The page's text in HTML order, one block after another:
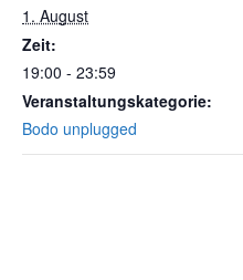
1. August
Zeit:
19:00 - 23:59
Veranstaltungskategorie:
Bodo unplugged